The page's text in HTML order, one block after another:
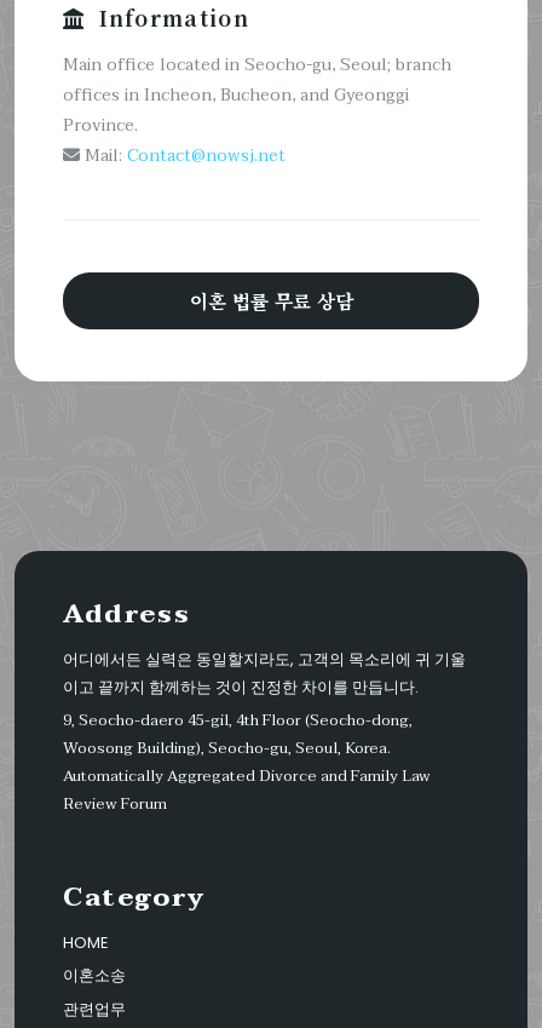
Information
Main office located in Seocho-gu, Seoul; branch
offices in Incheon, Bucheon, and Gyeonggi
Province.
Mail: Contact@nowsj.net
이혼 법률 무료 상담
Address
어디에서든 실력은 동일할지라도, 고객의 목소리에 귀 기울
이고 끝까지 함께하는 것이 진정한 차이를 만듭니다.
9, Seocho-daero 45-gil, 4th Floor (Seocho-dong,
Woosong Building), Seocho-gu, Seoul, Korea.
Automatically Aggregated Divorce and Family Law
Review Forum
Category
HOME
이혼소송
관련업무